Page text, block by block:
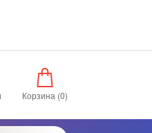
Корзина (0)